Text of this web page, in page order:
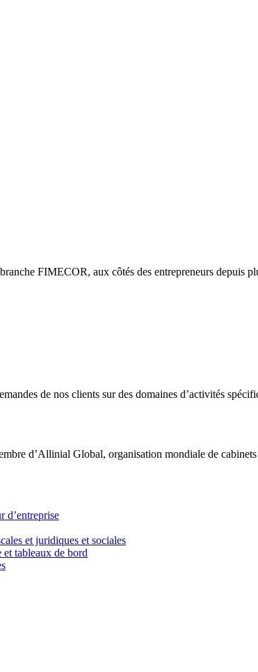
FIMECOR, aux côtés des entrepreneurs depuis
de nos clients sur des domaines d’activités
d’Allinial Global, organisation mondiale de
d’entreprise
et juridiques et sociales
tableaux de bord